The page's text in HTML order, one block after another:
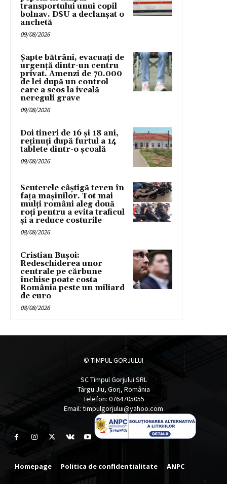
transportului unui copil
bolnav. DSU a declanșat o
anchetă
09/08/2026
Șapte bătrâni, evacuați de
urgență dintr-un centru
privat. Amenzi de 70.000
de lei după un control
care a scos la iveală
nereguli grave
09/08/2026
Doi tineri de 16 și 18 ani,
reținuți după furtul a 14
tablete dintr-o școală
09/08/2026
Scuterele câștigă teren în
fața mașinilor. Tot mai
mulți români aleg două
roți pentru a evita traficul
și a reduce costurile
08/08/2026
Cristian Bușoi:
Redeschiderea unor
centrale pe cărbune
închise poate costa
România peste un miliard
de euro
08/08/2026
© TIMPUL GORJULUI
SC Timpul Gorjului SRL
Târgu Jiu, Gorj, România
Telefon: 0764705055
Email: timpulgorjului@yahoo.com
Homepage Politica de confidentialitate ANPC